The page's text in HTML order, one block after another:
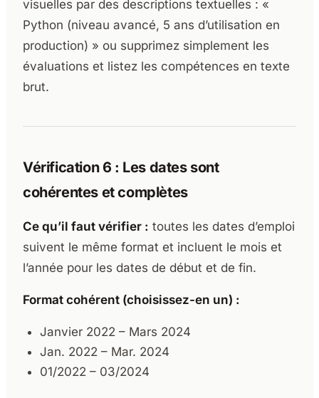
visuelles par des descriptions textuelles : «
Python (niveau avancé, 5 ans d’utilisation en
production) » ou supprimez simplement les
évaluations et listez les compétences en texte
brut.
Vérification 6 : Les dates sont
cohérentes et complètes
Ce qu’il faut vérifier : toutes les dates d’emploi
suivent le même format et incluent le mois et
l’année pour les dates de début et de fin.
Format cohérent (choisissez-en un) :
Janvier 2022 – Mars 2024
Jan. 2022 – Mar. 2024
01/2022 – 03/2024